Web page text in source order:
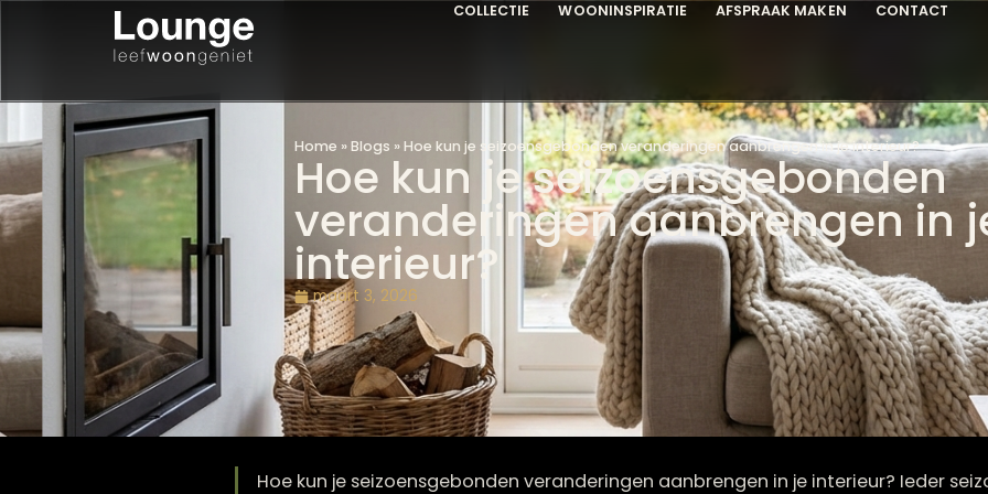
COLLECTIE WOONINSPIRATIE AFSPRAAK MAKEN
Blogs Hoe kun je seizoensgebonden veranderingen aanbrengen in je
Hoe kun je
veranderingen
interieur?
maart 3, 2026